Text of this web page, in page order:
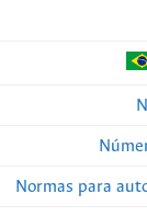
Normas para